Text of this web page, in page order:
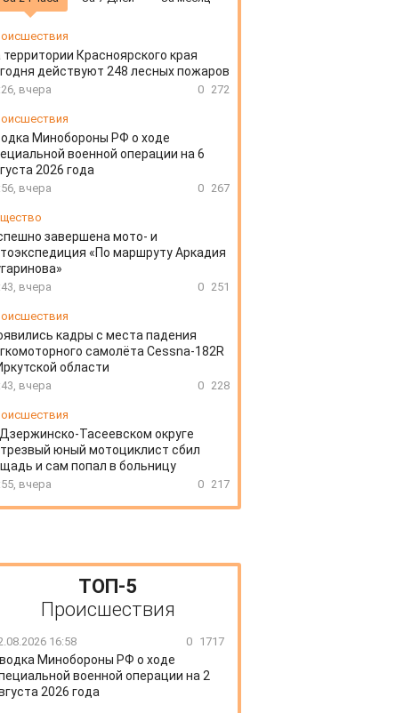
территории Красноярского края
действуют 248 лесных пожаров
вчера 0 272
Минобороны РФ о ходе
военной операции на 6
2026 года
вчера 0 267
завершена мото- и
«По маршруту Аркадия
вчера 0 251
кадры с места падения
самолёта Cessna-182R
области
вчера 0 228
Тасеевском округе
юный мотоциклист сбил
и сам попал в больницу
вчера 0 217
ТОП-5
Происшествия
16:58 0 1717
Минобороны РФ о ходе
военной операции на 2
2026 года